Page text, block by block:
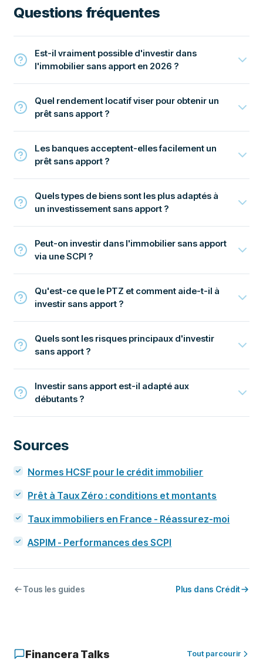
Questions fréquentes
Est-il vraiment possible d'investir dans
l'immobilier sans apport en 2026 ?
Quel rendement locatif viser pour obtenir un
prêt sans apport ?
Les banques acceptent-elles facilement un
prêt sans apport ?
Quels types de biens sont les plus adaptés à
un investissement sans apport ?
Peut-on investir dans l'immobilier sans apport
via une SCPI ?
Qu'est-ce que le PTZ et comment aide-t-il à
investir sans apport ?
Quels sont les risques principaux d'investir
sans apport ?
Investir sans apport est-il adapté aux
débutants ?
Sources
Normes HCSF pour le crédit immobilier
Prêt à Taux Zéro : conditions et montants
Taux immobiliers en France - Réassurez-moi
ASPIM - Performances des SCPI
Tous les guides Plus dans Crédit
Financera Talks Tout parcourir